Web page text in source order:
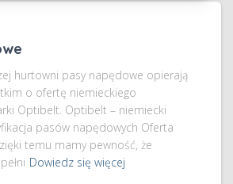
hurtowni pasy napędowe opierają
o ofertę niemieckiego
Optibelt. Optibelt – niemiecki
pasów napędowych Oferta
temu mamy pewność, że
Dowiedz się więcej